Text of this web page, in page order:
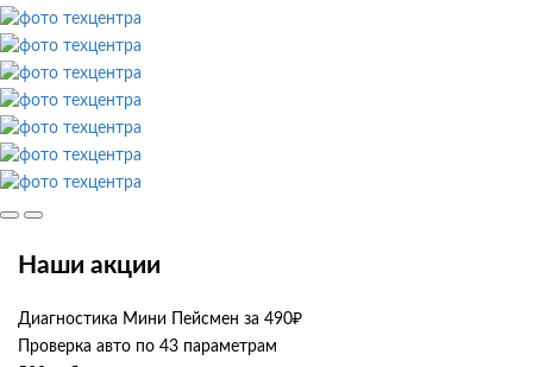
Наши акции
Диагностика Мини Пейсмен за 490₽
Проверка авто по 43 параметрам